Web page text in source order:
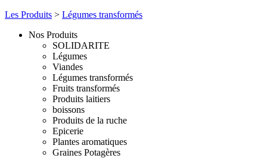
Les Produits > Légumes transformés
Nos Produits
SOLIDARITE
Légumes
Viandes
Légumes transformés
Fruits transformés
Produits laitiers
boissons
Produits de la ruche
Epicerie
Plantes aromatiques
Graines Potagères